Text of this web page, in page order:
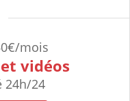
mois
vidéos
24h/24